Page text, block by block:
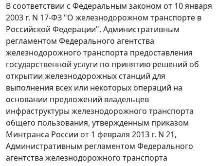
В соответствии с Федеральным законом от 10 января
2003 г. N 17-ФЗ "О железнодорожном транспорте в
Российской Федерации", Административным
регламентом Федерального агентства
железнодорожного транспорта предоставления
государственной услуги по принятию решений об
открытии железнодорожных станций для
выполнения всех или некоторых операций на
основании предложений владельцев
инфраструктуры железнодорожного транспорта
общего пользования, утвержденным приказом
Минтранса России от 1 февраля 2013 г. N 21,
Административным регламентом Федерального
агентства железнодорожного транспорта